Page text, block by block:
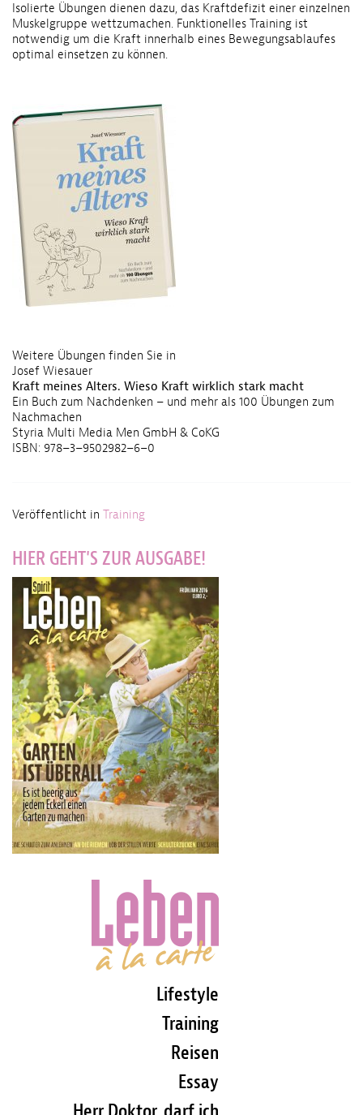
Isolierte Übungen dienen dazu, das Kraft­defizit einer einzelnen
Muskelgruppe wettzu­machen. Funktionelles Training ist
notwendig um die Kraft innerhalb eines Bewegungsablaufes
optimal einsetzen zu können.
Weitere Übungen finden Sie in
Josef Wiesauer
Kraft meines Alters. Wieso Kraft wirklich stark macht
Ein Buch zum Nachdenken – und mehr als 100 Übungen zum
Nachmachen
Styria Multi Media Men GmbH & CoKG
ISBN: 978–3–9502982–6–0
Veröffentlicht in Training
Lifestyle
Training
Reisen
Essay
HIER GEHT'S ZUR AUSGABE!